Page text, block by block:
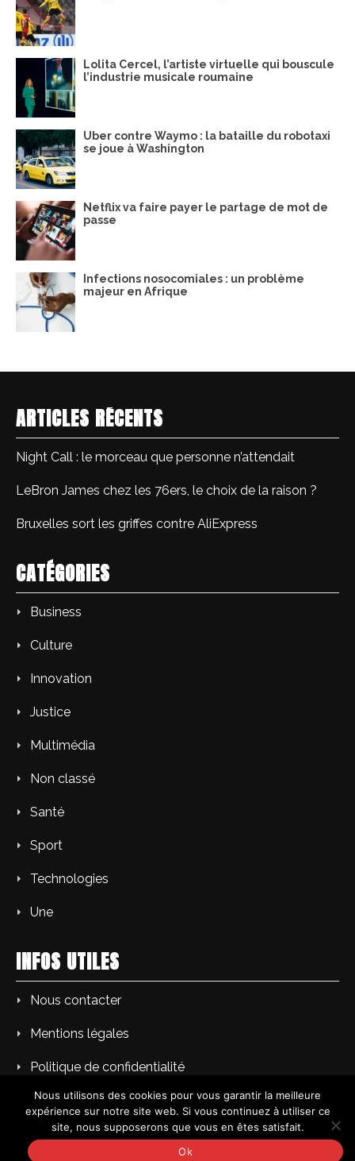
Lolita Cercel, l’artiste virtuelle qui bouscule
l’industrie musicale roumaine
Uber contre Waymo : la bataille du robotaxi
se joue à Washington
Netflix va faire payer le partage de mot de
passe
Infections nosocomiales : un problème
majeur en Afrique
ARTICLES RÉCENTS
Night Call : le morceau que personne n’attendait
LeBron James chez les 76ers, le choix de la raison ?
Bruxelles sort les griffes contre AliExpress
CATÉGORIES
Business
Culture
Innovation
Justice
Multimédia
Non classé
Santé
Sport
Technologies
Une
INFOS UTILES
Nous contacter
Mentions légales
Politique de confidentialité
Copyright © AM L'Echo du soir | Tous droits réservés.
Nous utilisons des cookies pour vous garantir la meilleure
expérience sur notre site web. Si vous continuez à utiliser ce
site, nous supposerons que vous en êtes satisfait.
Ok